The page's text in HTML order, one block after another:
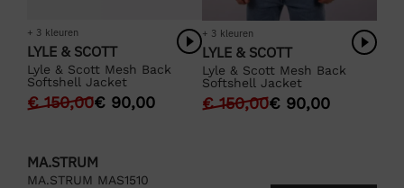
+ 3 kleuren
LYLE & SCOTT
Lyle & Scott Mesh Back
Softshell Jacket
€150,00€ 90,00
+ 3 kleuren
LYLE & SCOTT
Lyle & Scott Mesh Back
Softshell Jacket
€150,00€ 90,00
MA.STRUM
MA.STRUM MAS1510